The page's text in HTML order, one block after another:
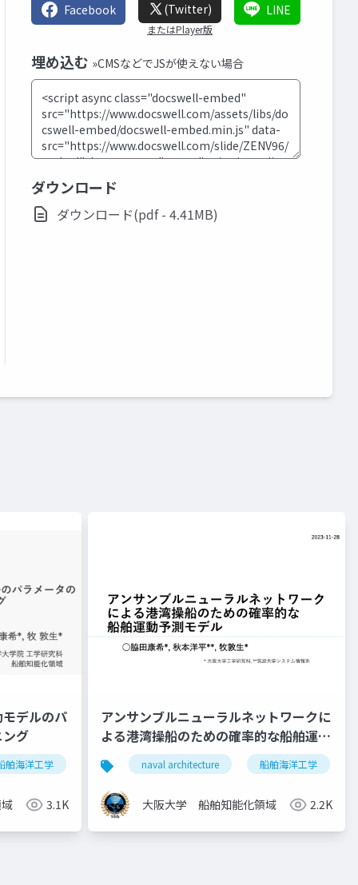
Facebook (Twitter)
またはPlayer版
LINE
埋め込む »CMSなどでJSが使えない場合
ダウンロード
ダウンロード(pdf - 4.41MB)
デルのパ
グ
舶海洋工学 船舶操縦性 自動運航船
3.1K
アンサンブルニューラルネットワークに
よる港湾操船のための確率的な船舶運動
予測モデルnaval architecture 船舶海洋工学
大阪大学 船舶知能化領域 2.2K